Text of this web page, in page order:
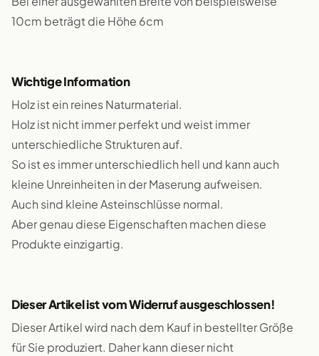
10cm beträgt die Höhe 6cm
Wichtige Information
Holz ist ein reines Naturmaterial.
Holz ist nicht immer perfekt und weist immer
unterschiedliche Strukturen auf.
So ist es immer unterschiedlich hell und kann auch
kleine Unreinheiten in der Maserung aufweisen.
Auch sind kleine Asteinschlüsse normal.
Aber genau diese Eigenschaften machen diese
Produkte einzigartig.
Dieser Artikel ist vom Widerruf ausgeschlossen!
Dieser Artikel wird nach dem Kauf in bestellter Größe
für Sie produziert. Daher kann dieser nicht